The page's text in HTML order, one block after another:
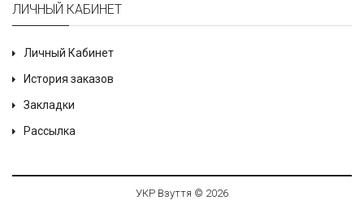
ЛИЧНЫЙ КАБИНЕТ
Личный Кабинет
История заказов
Закладки
Рассылка
УКР Взуття © 2026